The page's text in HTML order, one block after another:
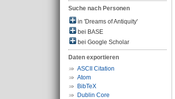
Suche nach Personen
in 'Dreams of Antiquity'
bei BASE
bei Google Scholar
Daten exportieren
ASCII Citation
Atom
BibTeX
Dublin Core